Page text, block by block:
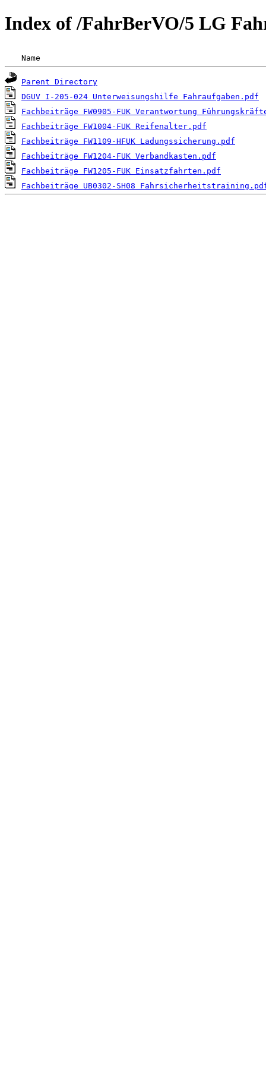
Index of /FahrBerVO/5 LG
Name
Parent Directory
DGUV I-205-024 Unterweisungshilfe Fahraufgaben.pdf
Fachbeiträge FW0905-FUK Verantwortung
Fachbeiträge FW1004-FUK Reifenalter.pdf
Fachbeiträge FW1109-HFUK Ladungssicherung.pdf
Fachbeiträge FW1204-FUK Verbandkasten.pdf
Fachbeiträge FW1205-FUK Einsatzfahrten.pdf
Fachbeiträge UB0302-SH08